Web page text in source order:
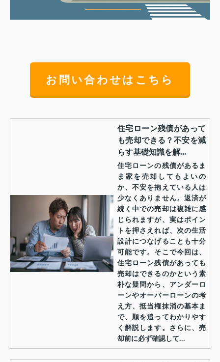
お問い合わせはこちら
住宅ローン残債があって
も売却できる？不安を減
らす基礎知識を解...
住宅ローンの残債があるま
ま家を売却してもよいの
か、不安を抱えている人は
少なくありません。返済が
続く中での売却は複雑に感
じられますが、実はポイン
トを押さえれば、次の生活
設計につなげることも十分
可能です。そこで今回は、
住宅ローン残債があっても
売却はできるのかという素
朴な疑問から、アンダーロ
ーンやオーバーローンの考
え方、抵当権抹消の基本ま
で、順を追ってわかりやす
く解説します。さらに、売
却前に必ず確認して...